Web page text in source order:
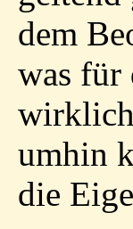
dem
was für
umhin
die